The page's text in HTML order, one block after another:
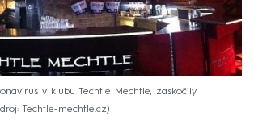
v klubu Techtle Mechtle, zaskočily
Techtle-mechtle.cz